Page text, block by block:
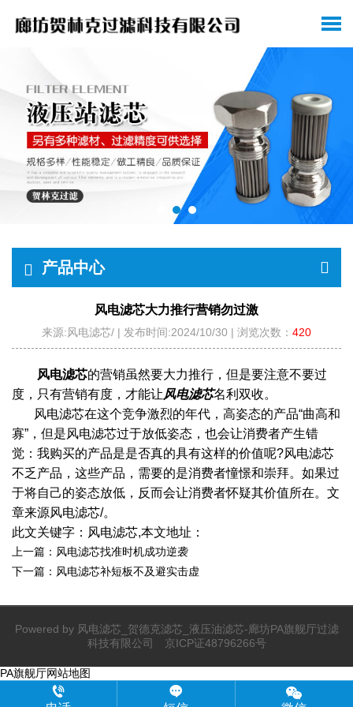
产品中心
风电滤芯大力推行营销勿过激
来源:风电滤芯/ | 发布时间:2024/10/30 | 浏览次数： 420
风电滤芯的营销虽然要大力推行，但是要注意不要过
度，只有营销有度，才能让风电滤芯名利双收。
风电滤芯在这个竞争激烈的年代，高姿态的产品“曲高和
寡”，但是风电滤芯过于放低姿态，也会让消费者产生错
觉：我购买的产品是是否真的具有这样的价值呢?风电滤芯
不乏产品，这些产品，需要的是消费者憧憬和崇拜。如果过
于将自己的姿态放低，反而会让消费者怀疑其价值所在。文
章来源风电滤芯/。
此文关键字：风电滤芯,本文地址：
上一篇： 风电滤芯找准时机成功逆袭
下一篇： 风电滤芯补短板不及避实击虚
Powered by 风电滤芯_贺德克滤芯_液压油滤芯-廊坊PA旗舰厅过滤
科技有限公司
京ICP证48796266号
PA旗舰厅网站地图